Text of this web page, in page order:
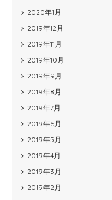
2020年1月
2019年12月
2019年11月
2019年10月
2019年9月
2019年8月
2019年7月
2019年6月
2019年5月
2019年4月
2019年3月
2019年2月